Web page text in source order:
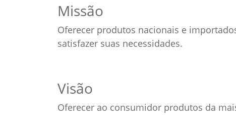
Missão
Oferecer produtos nacionais e
satisfazer suas necessidades.
Visão
Oferecer ao consumidor produtos da